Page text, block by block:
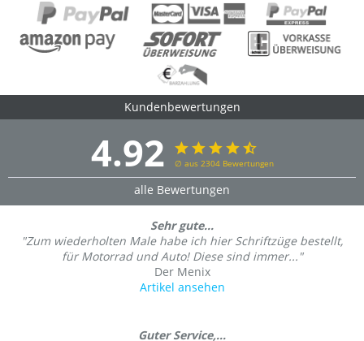
Kundenbewertungen
4.92 ∅ aus 2304 Bewertungen
alle Bewertungen
Sehr gute...
"Zum wiederholten Male habe ich hier Schriftzüge bestellt,
für Motorrad und Auto! Diese sind immer..."
Der Menix
Artikel ansehen
Guter Service,...